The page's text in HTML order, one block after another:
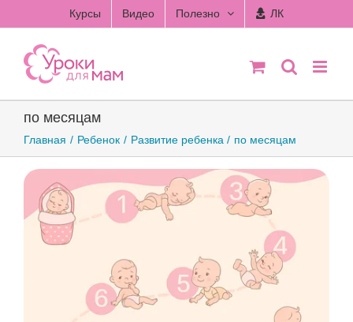
to
content
Курсы Видео Полезно ЛК
по месяцам
Главная Ребенок Развитие ребенка по месяцам